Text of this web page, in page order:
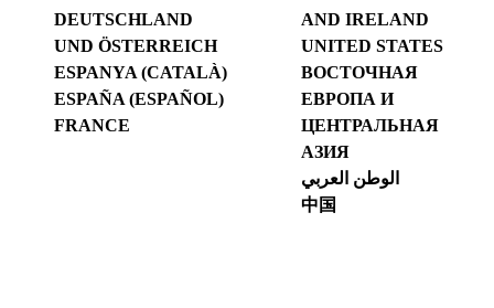
DEUTSCHLAND
UND ÖSTERREICH
ESPANYA (CATALÀ)
ESPAÑA (ESPAÑOL)
FRANCE
AND IRELAND
UNITED STATES
ВОСТОЧНАЯ
ЕВРОПА И
ЦЕНТРАЛЬНАЯ
АЗИЯ
الوطن العربي
中国